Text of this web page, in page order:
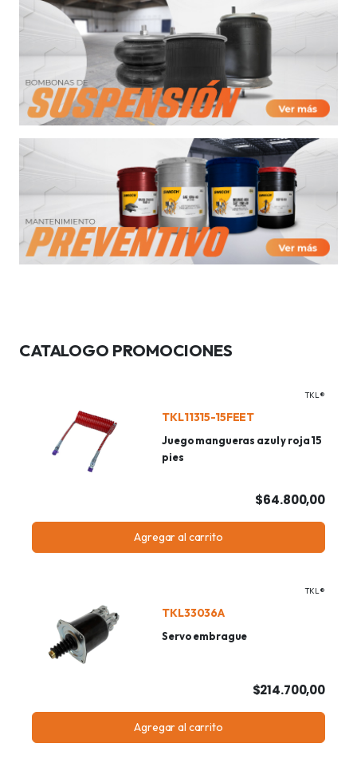
CATALOGO PROMOCIONES
TKL®
TKL11315-15FEET
Juego mangueras azul y roja 15
pies
$64.800,00
Agregar al carrito
TKL®
TKL33036A
Servo embrague
$214.700,00
Agregar al carrito